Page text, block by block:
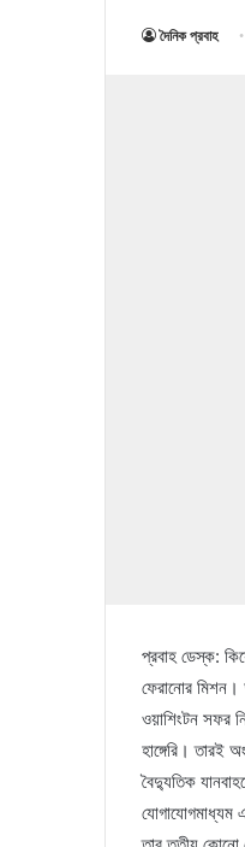
দৈনিক প্রবাহ
প্রবাহ ডেস্ক:
ফেরানোর মিশন।
ওয়াশিংটন সফর
হাঙ্গেরি। তারই
বৈদ্যুতিক
যোগাযোগমাধ্যম